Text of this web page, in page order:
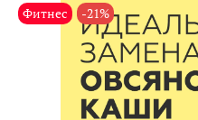
Фитнес -21%